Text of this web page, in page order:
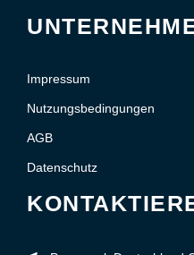
Impressum
Nutzungsbedingungen
AGB
Datenschutz